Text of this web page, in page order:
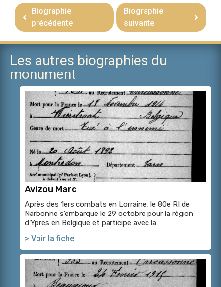
Biographie
précédente
Biographie
suivante
Les autres biographies du
monument
Avizou Marc
Après des 1ers combats en Lorraine, le 80e RI de
Narbonne s’embarque le 29 octobre pour la région
d’Ypres en Belgique et participe avec la
> Voir la fiche